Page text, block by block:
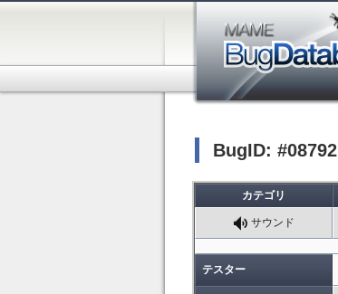
BugID: #08792
カテゴリ
サウンド
テスター